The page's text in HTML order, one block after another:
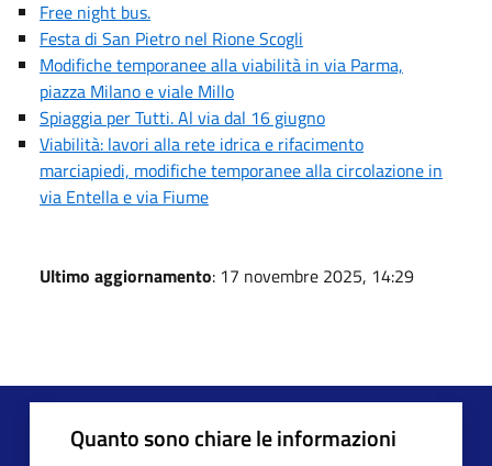
Free night bus.
Festa di San Pietro nel Rione Scogli
Modifiche temporanee alla viabilità in via Parma,
piazza Milano e viale Millo
Spiaggia per Tutti. Al via dal 16 giugno
Viabilità: lavori alla rete idrica e rifacimento
marciapiedi, modifiche temporanee alla circolazione in
via Entella e via Fiume
Ultimo aggiornamento: 17 novembre 2025, 14:29
Quanto sono chiare le informazioni